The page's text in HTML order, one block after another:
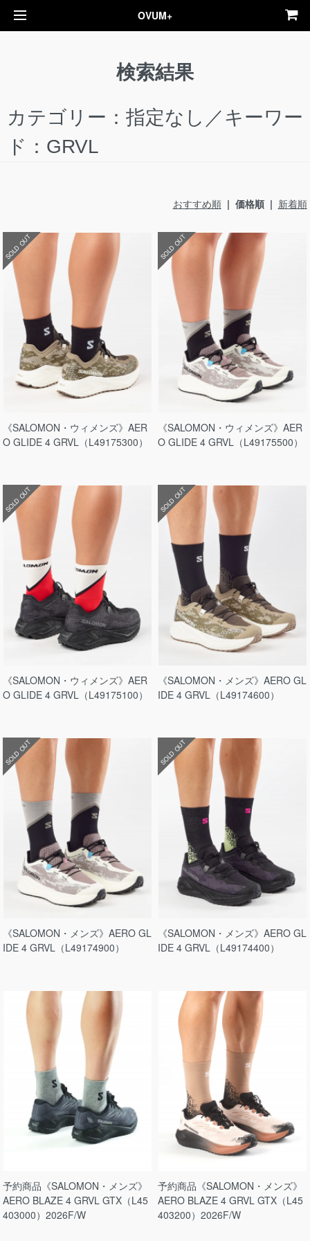
OVUM+
検索結果
カテゴリー：指定なし／キーワー
ド：GRVL
おすすめ順| 価格順 | 新着順
SOLD OUT
《SALOMON・ウィメンズ》AER
O GLIDE 4 GRVL（L49175300）
SOLD OUT
《SALOMON・ウィメンズ》AER
O GLIDE 4 GRVL（L49175500）
SOLD OUT
《SALOMON・ウィメンズ》AER
O GLIDE 4 GRVL（L49175100）
SOLD OUT
《SALOMON・メンズ》AERO GL
IDE 4 GRVL（L49174600）
SOLD OUT
《SALOMON・メンズ》AERO GL
IDE 4 GRVL（L49174900）
SOLD OUT
《SALOMON・メンズ》AERO GL
IDE 4 GRVL（L49174400）
予約商品《SALOMON・メンズ》
AERO BLAZE 4 GRVL GTX（L45
403000）2026F/W
予約商品《SALOMON・メンズ》
AERO BLAZE 4 GRVL GTX（L45
403200）2026F/W